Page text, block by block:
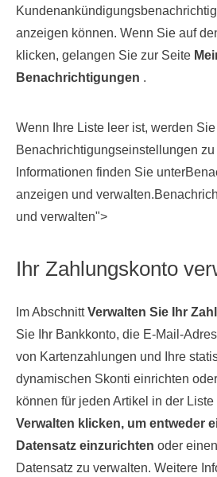
anzeigen können. Wenn Sie auf
klicken, gelangen Sie zur Seite
Benachrichtigungen .
Wenn Ihre Liste leer ist, werden
Benachrichtigungseinstellungen
Informationen finden Sie
anzeigen und
und verwalten">
Ihr Zahlungskonto
Im AbschnittVerwalten Sie Ihr
Sie Ihr Bankkonto, die E-Mail-
von Kartenzahlungen und Ihre
dynamischen Skonti einrichten
können für jeden Artikel in der Liste
Verwalten klicken, um entweder
Datensatz einzurichten oder
Datensatz zu verwalten. Weitere